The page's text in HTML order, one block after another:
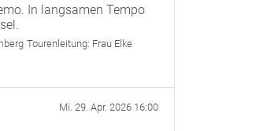
In langsamen Tempo
Tourenleitung: Frau Elke
Mi. 29. Apr. 2026 16:00